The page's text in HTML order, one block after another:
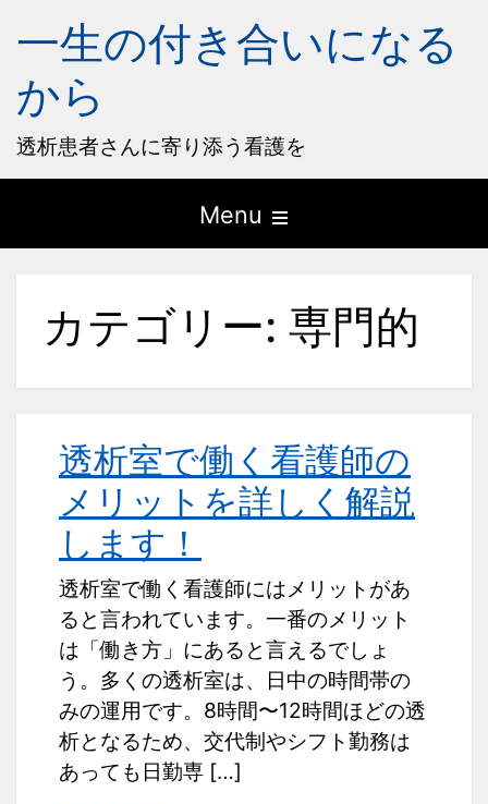
一生の付き合いになる
から
透析患者さんに寄り添う看護を
Menu
the
menu
カテゴリー: 専門的
透析室で働く看護師の
メリットを詳しく解説
します！
透析室で働く看護師にはメリットがあ
ると言われています。一番のメリット
は「働き方」にあると言えるでしょ
う。多くの透析室は、日中の時間帯の
みの運用です。8時間〜12時間ほどの透
析となるため、交代制やシフト勤務は
あっても日勤専 […]